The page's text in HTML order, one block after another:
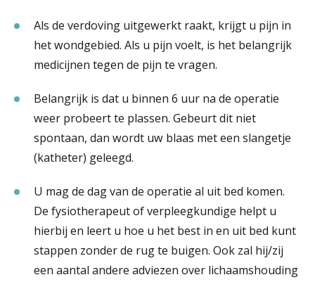
Als de verdoving uitgewerkt raakt, krijgt u pijn in
het wondgebied. Als u pijn voelt, is het belangrijk
medicijnen tegen de pijn te vragen.
Belangrijk is dat u binnen 6 uur na de operatie
weer probeert te plassen. Gebeurt dit niet
spontaan, dan wordt uw blaas met een slangetje
(katheter) geleegd.
U mag de dag van de operatie al uit bed komen.
De fysiotherapeut of verpleegkundige helpt u
hierbij en leert u hoe u het best in en uit bed kunt
stappen zonder de rug te buigen. Ook zal hij/zij
een aantal andere adviezen over lichaamshouding